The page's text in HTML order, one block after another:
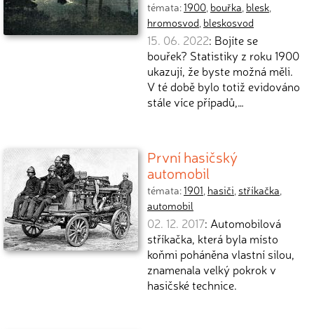
témata:1900, bouřka, blesk,
hromosvod, bleskosvod
15. 06. 2022: Bojíte se
bouřek? Statistiky z roku 1900
ukazují, že byste možná měli.
V té době bylo totiž evidováno
stále více případů,…
První hasičský
automobil
témata:1901, hasiči, stříkačka,
automobil
02. 12. 2017: Automobilová
stříkačka, která byla místo
koňmi poháněna vlastní silou,
znamenala velký pokrok v
hasičské technice.